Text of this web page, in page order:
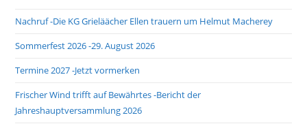
Nachruf -Die KG Grieläächer Ellen trauern um Helmut Macherey
Sommerfest 2026 -29. August 2026
Termine 2027 -Jetzt vormerken
Frischer Wind trifft auf Bewährtes -Bericht der
Jahreshauptversammlung 2026